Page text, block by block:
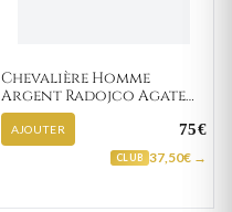
Chevalière Homme
Argent Radojco Agate
Noir
AJOUTER 75€
CLUB 37,50€ →